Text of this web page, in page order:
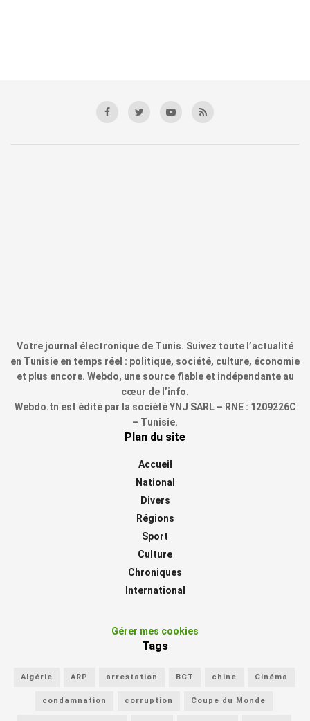
Votre journal électronique de Tunis. Suivez toute l’actualité
en Tunisie en temps réel : politique, société, culture, économie
et plus encore. Webdo, une source fiable et indépendante au
cœur de l’info.
Webdo.tn est édité par la société YNJ SARL – RNE : 1209226C
– Tunisie.
Plan du site
Accueil
National
Divers
Régions
Sport
Culture
Chroniques
International
Gérer mes cookies
Tags
Algérie ARP arrestation BCT chine Cinéma
condamnation corruption Coupe du Monde